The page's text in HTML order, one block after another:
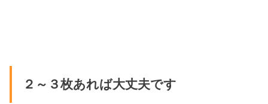
２～３枚あれば大丈夫です